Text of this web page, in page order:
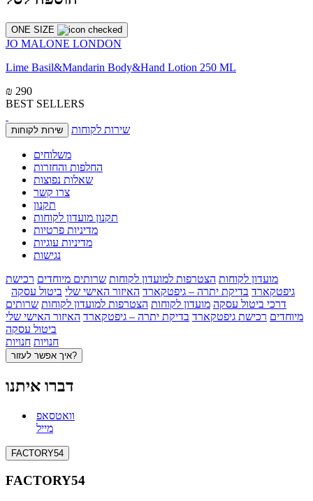
ONE SIZE
JO MALONE LONDON
Lime Basil&Mandarin Body&Hand Lotion 250 ML
₪ 290
BEST SELLERS
שירות לקוחות שירות לקוחות
משלוחים
החלפות והחזרות
שאלות נפוצות
צרו קשר
תקנון
תקנון מועדון לקוחות
מדיניות פרטיות
מדיניות עוגיות
נגישות
מועדון לקוחות הצטרפות למועדון לקוחות שרותים מיוחדים רכישת
גיפטקארד בדיקת יתרה – גיפטקארד האיזור האישי שלי ביטול עסקה
דרכי ביטול עסקה מועדון לקוחות הצטרפות למועדון לקוחות שרותים
מיוחדים רכישת גיפטקארד בדיקת יתרה – גיפטקארד האיזור האישי שלי
ביטול עסקה
חנויות חנויות
איך אפשר לעזור?
דברו איתנו
וואטסאפ
מייל
FACTORY54
FACTORY54